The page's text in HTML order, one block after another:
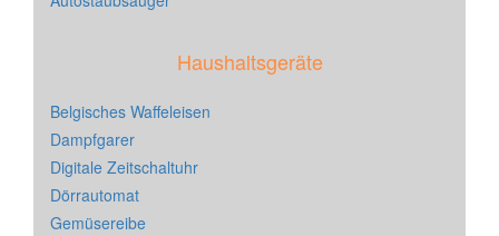
Haushaltsgeräte
Belgisches Waffeleisen
Dampfgarer
Digitale Zeitschaltuhr
Dörrautomat
Gemüsereibe